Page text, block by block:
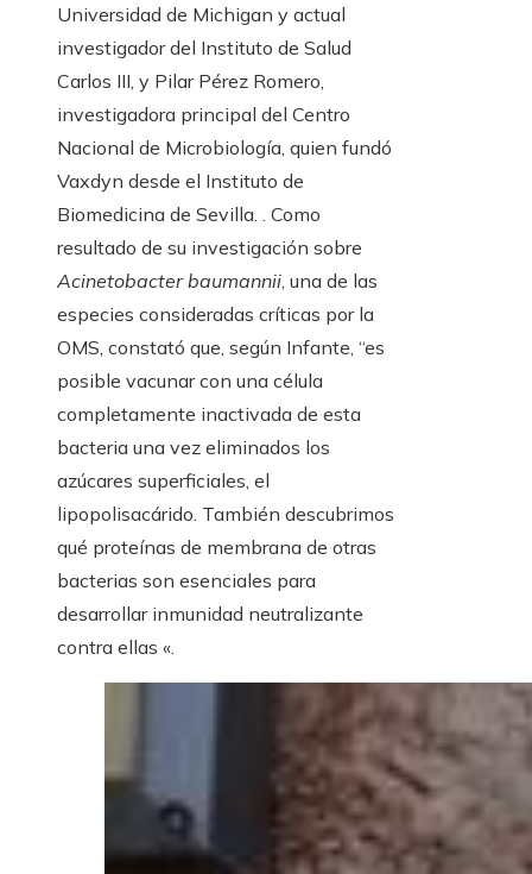
Universidad de Michigan y actual
investigador del Instituto de Salud
Carlos III, y Pilar Pérez Romero,
investigadora principal del Centro
Nacional de Microbiología, quien fundó
Vaxdyn desde el Instituto de
Biomedicina de Sevilla. . Como
resultado de su investigación sobre
Acinetobacter baumannii , una de las
especies consideradas críticas por la
OMS, constató que, según Infante, “es
posible vacunar con una célula
completamente inactivada de esta
bacteria una vez eliminados los
azúcares superficiales, el
lipopolisacárido. También descubrimos
qué proteínas de membrana de otras
bacterias son esenciales para
desarrollar inmunidad neutralizante
contra ellas «.